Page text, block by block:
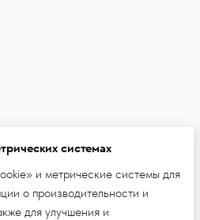
системах
и метрические системы для
о производительности и
для улучшения и